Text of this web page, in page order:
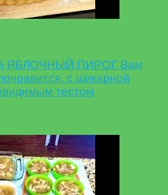
ЯБЛОЧНЫЙ ПИРОГ Вам
с шикарной
тестом